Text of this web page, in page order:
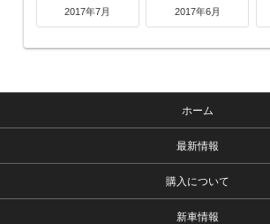
2017年7月 2017年6月
ホーム
最新情報
購入について
新車情報